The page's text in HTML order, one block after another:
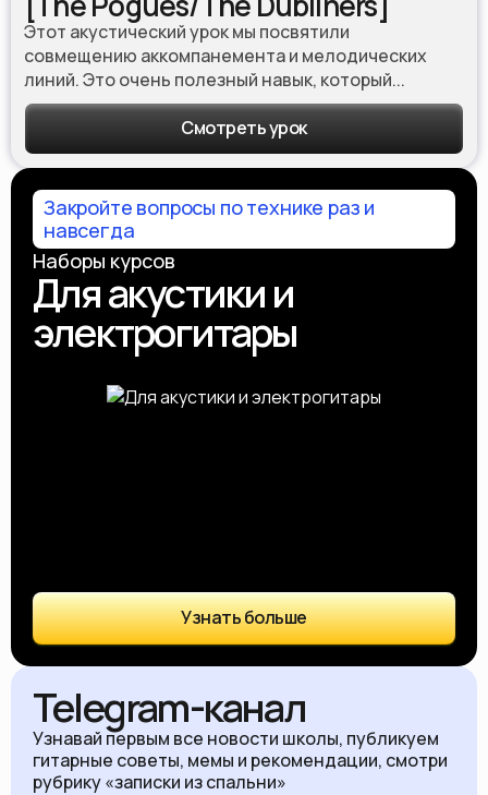
Этот акустический урок мы посвятили
совмещению аккомпанемента и мелодических
линий. Это очень полезный навык, который...
Смотреть урок
Закройте вопросы по технике раз и
навсегда
Наборы курсов
Для акустики и
электрогитары
Узнать больше
Telegram-канал
Узнавай первым все новости школы, публикуем
гитарные советы, мемы и рекомендации, смотри
рубрику «записки из спальни»